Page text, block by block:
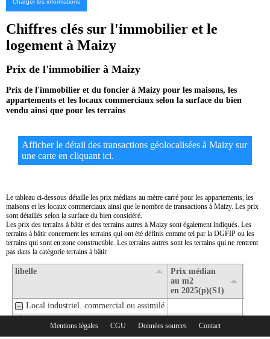
Mentions légales CGU Données sources Contact
Rubriques :
Chiffres clés sur l'immobilier et le
logement à Maizy
Prix de l'immobilier à Maizy
Prix de l'immobilier et du foncier à Maizy pour les maisons, les
appartements et les locaux commerciaux selon la surface du bien
vendu ainsi que pour les terrains
Afficher le détail des transactions géolocalisées à Maizy sur
une carte en cliquant ici.
Le tableau ci-dessous détaille les prix médians au mètre carré pour les appartements, les
maisons et les locaux commerciaux ainsi que le nombre de transactions à Maizy. Les prix
sont détaillés selon la surface du bien considéré.
Les prix des terrains à bâtir et des terrains autres à Maizy sont également indiqués. Les
terrains à bâtir concernent les terrains qui ont été définis comme tel par la DGFIP ou les
terrains qui sont en zone constructible. Les terrains autres sont les terrains qui ne rentrent
pas dans la catégorie terrains à bâtir.
libelle
Prix médian
au m2
en 2025(p)(S1)
Local industriel. commercial ou assimilé
2- Surface de 30 m2 à 80 m2